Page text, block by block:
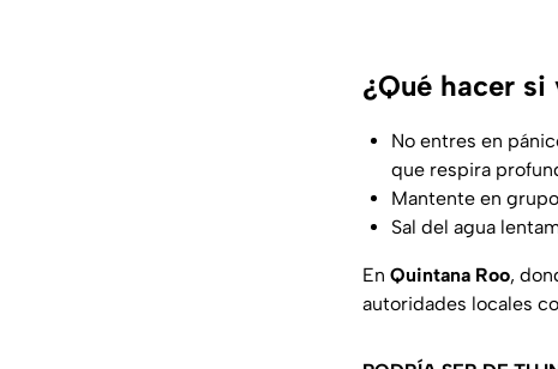
¿Qué hacer si
No entres en
que respira
Mantente en
Sal del agua
En Quintana Roo,
autoridades locales